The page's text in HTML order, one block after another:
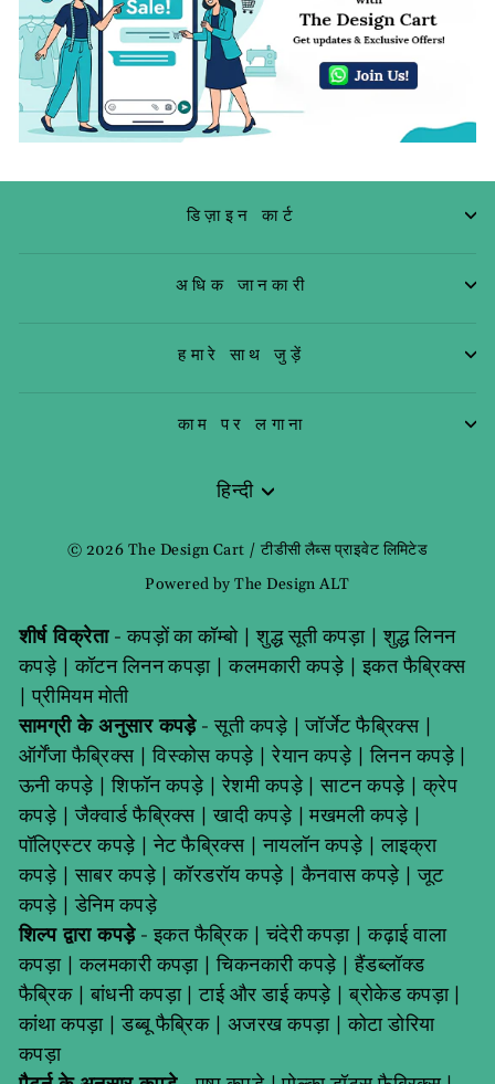
डिज़ाइन कार्ट
अधिक जानकारी
हमारे साथ जुड़ें
काम पर लगाना
भाषा
हिन्दी
© 2026 The Design Cart / टीडीसी लैब्स प्राइवेट लिमिटेड
Powered by The Design ALT
शीर्ष विक्रेता-कपड़ों का कॉम्बो|शुद्ध सूती कपड़ा|शुद्ध लिनन
कपड़े|कॉटन लिनन कपड़ा|कलमकारी कपड़े|इकत फैब्रिक्स
|प्रीमियम मोती
सामग्री के अनुसार कपड़े-सूती कपड़े|जॉर्जेट फैब्रिक्स|
ऑर्गेंजा फैब्रिक्स|विस्कोस कपड़े |रेयान कपड़े|लिनन कपड़े|
ऊनी कपड़े|शिफॉन कपड़े|रेशमी कपड़े|साटन कपड़े|क्रेप
कपड़े|जैक्वार्ड फैब्रिक्स|खादी कपड़े|मखमली कपड़े|
पॉलिएस्टर कपड़े|नेट फैब्रिक्स|नायलॉन कपड़े|लाइक्रा
कपड़े|साबर कपड़े|कॉरडरॉय कपड़े|कैनवास कपड़े|जूट
कपड़े|डेनिम कपड़े
शिल्प द्वारा कपड़े-इकत फैब्रिक|चंदेरी कपड़ा|कढ़ाई वाला
कपड़ा|कलमकारी कपड़ा|चिकनकारी कपड़े|हैंडब्लॉक्ड
फैब्रिक|बांधनी कपड़ा|टाई और डाई कपड़े|ब्रोकेड कपड़ा|
कांथा कपड़ा|डब्बू फैब्रिक| अजरख कपड़ा|कोटा डोरिया
कपड़ा